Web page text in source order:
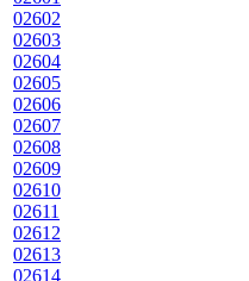
02602
02603
02604
02605
02606
02607
02608
02609
02610
02611
02612
02613
02614